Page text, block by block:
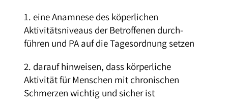
1. eine Anamnese des köperlichen
Aktivitätsniveaus der Betroffenen durch­
führen und PA auf die Tagesordnung setzen
2. darauf hinweisen, dass körperliche
Aktivität für Menschen mit chronischen
Schmerzen wichtig und sicher ist